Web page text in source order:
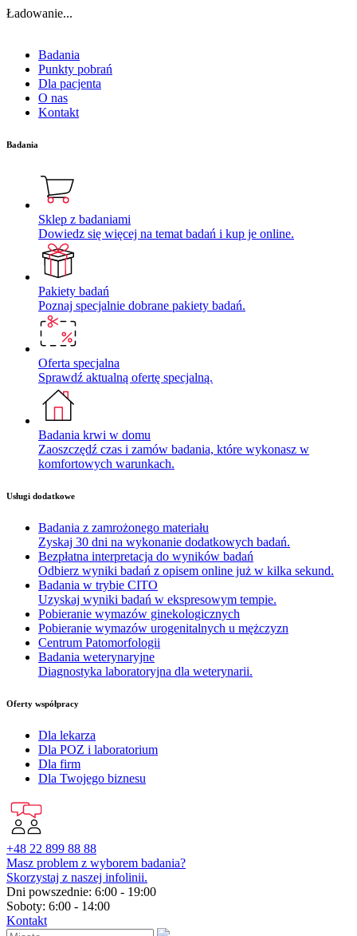
Ładowanie...
Badania
Punkty pobrań
Dla pacjenta
O nas
Kontakt
Badania
Sklep z badaniami
Dowiedz się więcej na temat badań i kup je online.
Pakiety badań
Poznaj specjalnie dobrane pakiety badań.
Oferta specjalna
Sprawdź aktualną ofertę specjalną.
Badania krwi w domu
Zaoszczędź czas i zamów badania, które wykonasz w
komfortowych warunkach.
Usługi dodatkowe
Badania z zamrożonego materiału
Zyskaj 30 dni na wykonanie dodatkowych badań.
Bezpłatna interpretacja do wyników badań
Odbierz wyniki badań z opisem online już w kilka sekund.
Badania w trybie CITO
Uzyskaj wyniki badań w ekspresowym tempie.
Pobieranie wymazów ginekologicznych
Pobieranie wymazów urogenitalnych u mężczyzn
Centrum Patomorfologii
Badania weterynaryjne
Diagnostyka laboratoryjna dla weterynarii.
Oferty współpracy
Dla lekarza
Dla POZ i laboratorium
Dla firm
Dla Twojego biznesu
+48 22 899 88 88
Masz problem z wyborem badania?
Skorzystaj z naszej infolinii.
Dni powszednie: 6:00 - 19:00
Soboty: 6:00 - 14:00
Kontakt